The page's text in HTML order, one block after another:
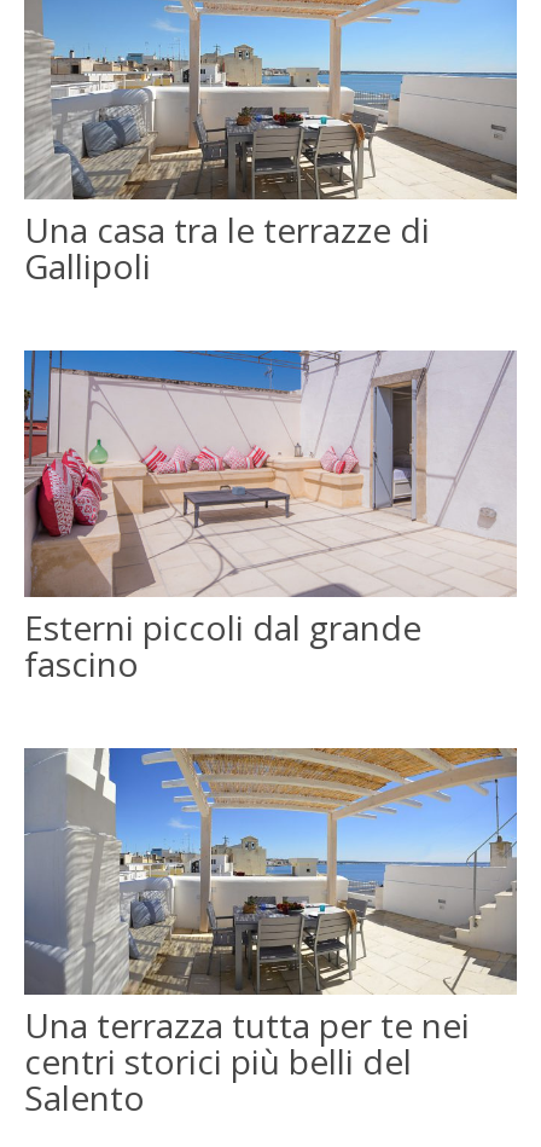
Una casa tra le terrazze di
Gallipoli
Esterni piccoli dal grande
fascino
Una terrazza tutta per te nei
centri storici più belli del
Salento